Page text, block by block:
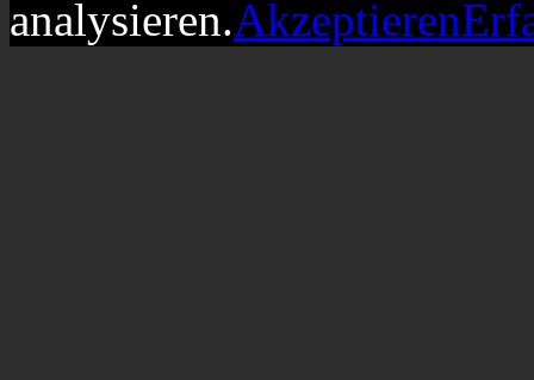
analysieren.Akzeptieren